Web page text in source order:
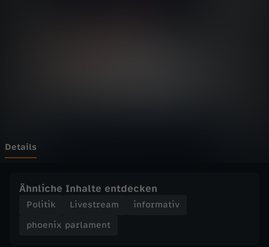
m
n
Details
Ähnliche Inhalte entdecken
Politik Livestream
informativ
phoenix parlament